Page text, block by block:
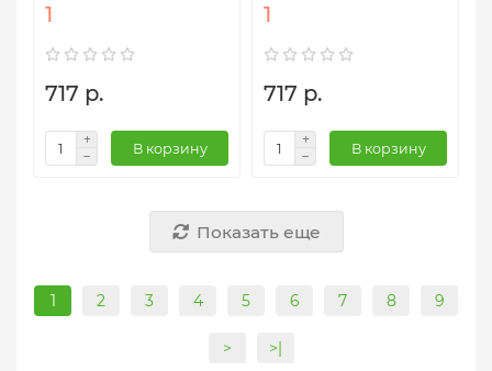
1
717 р.
В корзину
1
717 р.
В корзину
Показать еще
1 2 3 4 5 6 7 8 9
> >|